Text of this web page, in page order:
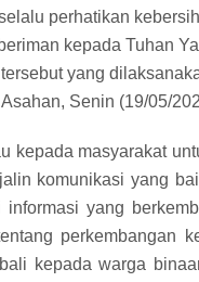
perhatikan
kepada Tuhan
yang
Senin (19/05/
kepada masyarakat
komunikasi yang
yang
perkembangan
kepada warga